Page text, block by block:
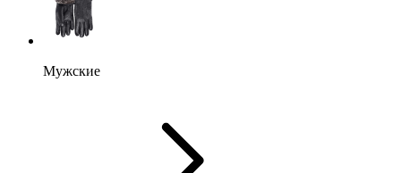
Мужские